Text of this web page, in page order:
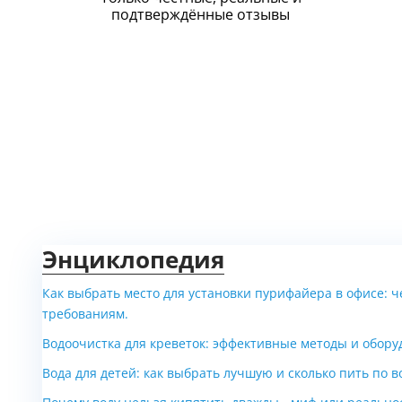
подтверждённые отзывы
Энциклопедия
Как выбрать место для установки пурифайера в офисе:
требованиям.
Водоочистка для креветок: эффективные методы и
Вода для детей: как выбрать лучшую и сколько пить по